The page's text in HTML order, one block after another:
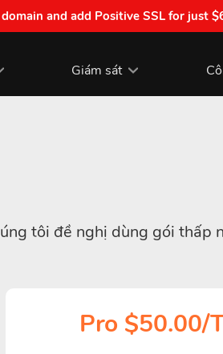
and add Positive SSL for just
Giám sát
tôi đề nghị dùng gói
Pro $50.00/